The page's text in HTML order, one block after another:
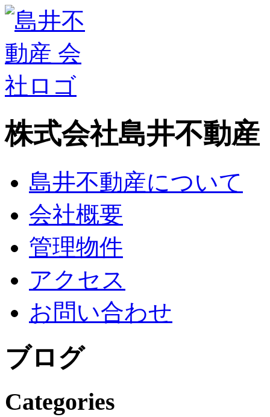
株式会社島井不動産
島井不動産について
会社概要
管理物件
アクセス
お問い合わせ
ブログ
Categories